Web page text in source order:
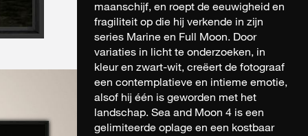
maanschijf, en roept de eeuwigheid en
fragiliteit op die hij verkende in zijn
series Marine en Full Moon. Door
variaties in licht te onderzoeken, in
kleur en zwart-wit, creëert de fotograaf
een contemplatieve en intieme emotie,
alsof hij één is geworden met het
landschap. Sea and Moon 4 is een
gelimiteerde oplage en een kostbaar